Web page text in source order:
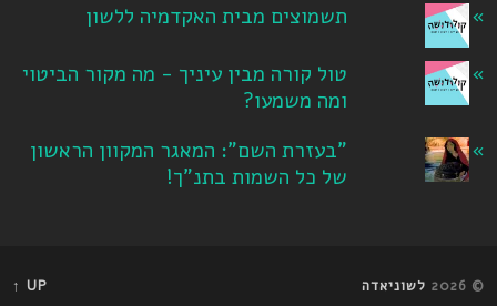
תשמוצים מבית האקדמיה ללשון
טול קורה מבין עיניך - מה מקור הביטוי
ומה משמעו?
"בעזרת השם": המאגר המקוון הראשון
של כל השמות בתנ"ך!
© 2026 לשוניאדה UP ↑